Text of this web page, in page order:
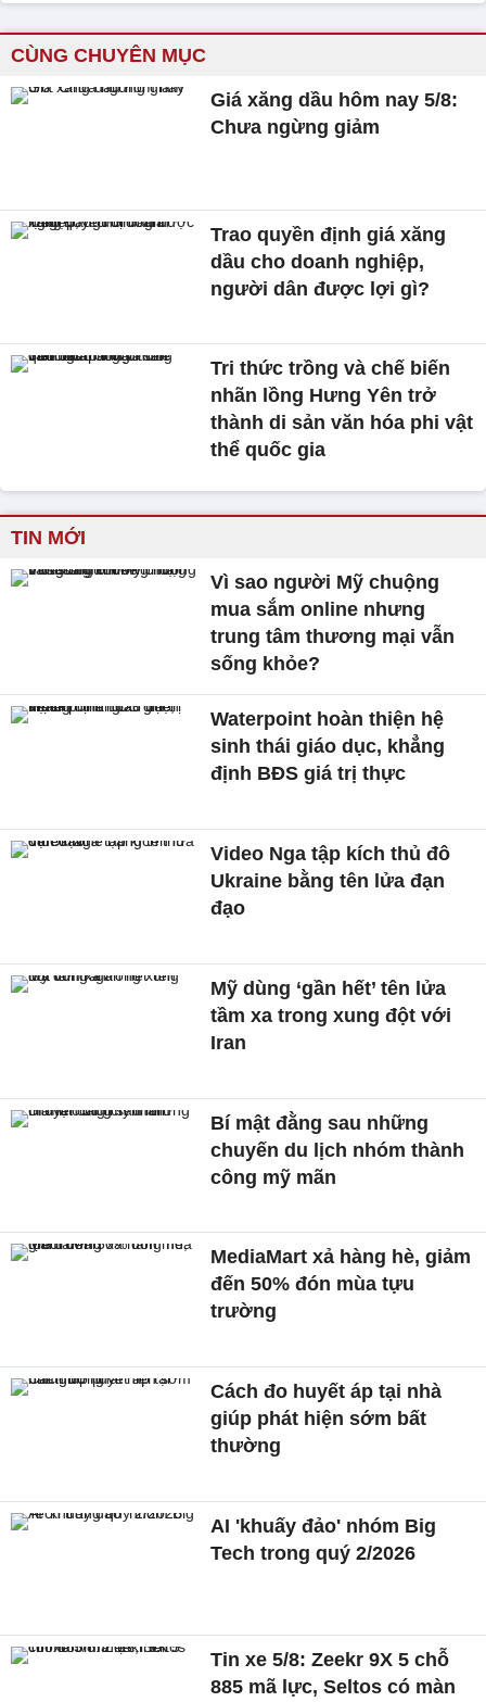
CÙNG CHUYÊN MỤC
Giá xăng dầu hôm nay 5/8:
Chưa ngừng giảm
Trao quyền định giá xăng
dầu cho doanh nghiệp,
người dân được lợi gì?
Tri thức trồng và chế biến
nhãn lồng Hưng Yên trở
thành di sản văn hóa phi vật
thể quốc gia
TIN MỚI
Vì sao người Mỹ chuộng
mua sắm online nhưng
trung tâm thương mại vẫn
sống khỏe?
Waterpoint hoàn thiện hệ
sinh thái giáo dục, khẳng
định BĐS giá trị thực
Video Nga tập kích thủ đô
Ukraine bằng tên lửa đạn
đạo
Mỹ dùng ‘gần hết’ tên lửa
tầm xa trong xung đột với
Iran
Bí mật đằng sau những
chuyến du lịch nhóm thành
công mỹ mãn
MediaMart xả hàng hè, giảm
đến 50% đón mùa tựu
trường
Cách đo huyết áp tại nhà
giúp phát hiện sớm bất
thường
AI 'khuấy đảo' nhóm Big
Tech trong quý 2/2026
Tin xe 5/8: Zeekr 9X 5 chỗ
885 mã lực, Seltos có màn